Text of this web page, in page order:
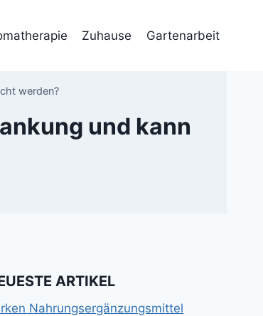
Zuhause Gartenarbeit
werden?
und kann
ARTIKEL
Nahrungsergänzungsmittel